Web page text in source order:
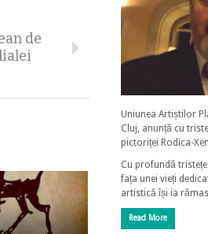
de
Uniunea Artiștilor
Cluj, anunță cu
pictoriței Rodica-
Cu profundă
fața unei vieți
artistică își ia
Read More